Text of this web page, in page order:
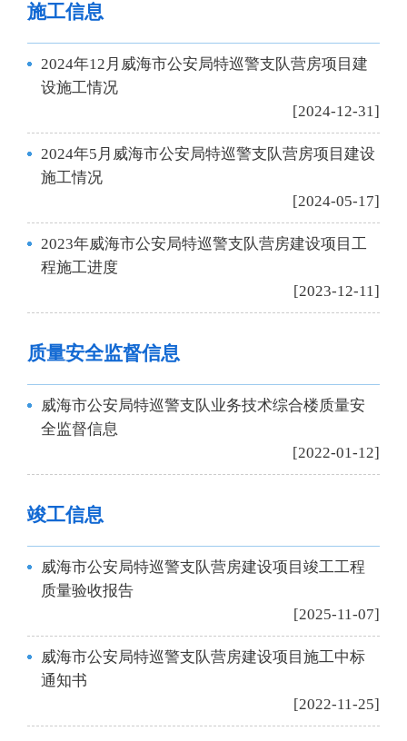
施工信息
2024年12月威海市公安局特巡警支队营房项目建
设施工情况
[2024-12-31]
2024年5月威海市公安局特巡警支队营房项目建设
施工情况
[2024-05-17]
2023年威海市公安局特巡警支队营房建设项目工
程施工进度
[2023-12-11]
质量安全监督信息
威海市公安局特巡警支队业务技术综合楼质量安
全监督信息
[2022-01-12]
竣工信息
威海市公安局特巡警支队营房建设项目竣工工程
质量验收报告
[2025-11-07]
威海市公安局特巡警支队营房建设项目施工中标
通知书
[2022-11-25]